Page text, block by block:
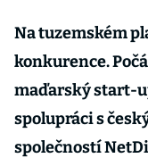
Na tuzemském
konkurence.
maďarský start-
spolupráci s
společností